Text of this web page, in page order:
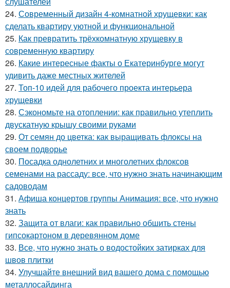
24. Современный дизайн 4-комнатной хрущевки: как
сделать квартиру уютной и функциональной
25. Как превратить трёхкомнатную хрущевку в
современную квартиру
26. Какие интересные факты о Екатеринбурге могут
удивить даже местных жителей
27. Топ-10 идей для рабочего проекта интерьера
хрущевки
28. Сэкономьте на отоплении: как правильно утеплить
двускатную крышу своими руками
29. От семян до цветка: как выращивать флоксы на
своем подворье
30. Посадка однолетних и многолетних флоксов
семенами на рассаду: все, что нужно знать начинающим
садоводам
31. Афиша концертов группы Анимация: все, что нужно
знать
32. Защита от влаги: как правильно обшить стены
гипсокартоном в деревянном доме
33. Все, что нужно знать о водостойких затирках для
швов плитки
34. Улучшайте внешний вид вашего дома с помощью
металлосайдинга